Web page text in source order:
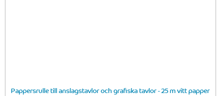
Pappersrulle till anslagstavlor och grafiska tavlor - 25 m vitt papper